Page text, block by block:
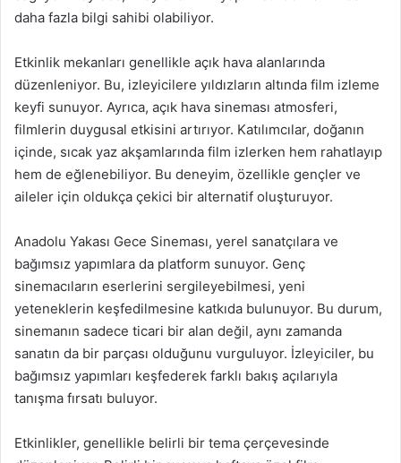
daha fazla bilgi sahibi olabiliyor.
Etkinlik mekanları genellikle açık hava alanlarında
düzenleniyor. Bu, izleyicilere yıldızların altında film izleme
keyfi sunuyor. Ayrıca, açık hava sineması atmosferi,
filmlerin duygusal etkisini artırıyor. Katılımcılar, doğanın
içinde, sıcak yaz akşamlarında film izlerken hem rahatlayıp
hem de eğlenebiliyor. Bu deneyim, özellikle gençler ve
aileler için oldukça çekici bir alternatif oluşturuyor.
Anadolu Yakası Gece Sineması, yerel sanatçılara ve
bağımsız yapımlara da platform sunuyor. Genç
sinemacıların eserlerini sergileyebilmesi, yeni
yeteneklerin keşfedilmesine katkıda bulunuyor. Bu durum,
sinemanın sadece ticari bir alan değil, aynı zamanda
sanatın da bir parçası olduğunu vurguluyor. İzleyiciler, bu
bağımsız yapımları keşfederek farklı bakış açılarıyla
tanışma fırsatı buluyor.
Etkinlikler, genellikle belirli bir tema çerçevesinde